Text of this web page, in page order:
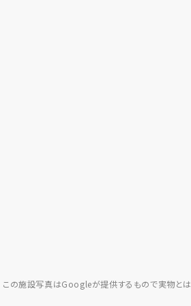
この施設写真はGoogleが提供するもので実物と